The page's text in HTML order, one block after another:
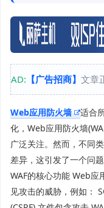
AD: 【广告招商】 文章
Web应用防火墙
适合
化，Web应用防火墙
广泛关注。然而，不同
差异，这引发了一个问
WAF的核心功能 Web应
见攻击的威胁，例如：